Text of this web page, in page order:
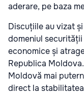
aderare, pe baza
Discuțiile au vizat
domeniul
economice și
Republica
Moldovă mai
direct la